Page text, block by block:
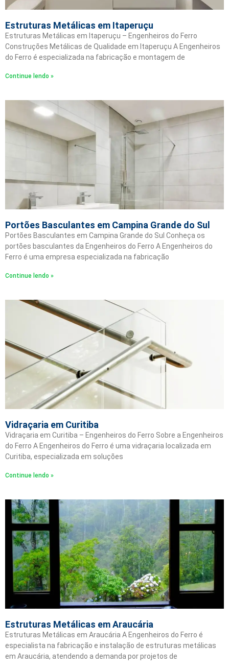
Estruturas Metálicas em Itaperuçu
Estruturas Metálicas em Itaperuçu – Engenheiros do Ferro
Construções Metálicas de Qualidade em Itaperuçu A Engenheiros
do Ferro é especializada na fabricação e montagem de
Continue lendo »
Portões Basculantes em Campina Grande do Sul
Portões Basculantes em Campina Grande do Sul Conheça os
portões basculantes da Engenheiros do Ferro A Engenheiros do
Ferro é uma empresa especializada na fabricação
Continue lendo »
Vidraçaria em Curitiba
Vidraçaria em Curitiba – Engenheiros do Ferro Sobre a Engenheiros
do Ferro A Engenheiros do Ferro é uma vidraçaria localizada em
Curitiba, especializada em soluções
Continue lendo »
Estruturas Metálicas em Araucária
Estruturas Metálicas em Araucária A Engenheiros do Ferro é
especialista na fabricação e instalação de estruturas metálicas
em Araucária, atendendo a demanda por projetos de